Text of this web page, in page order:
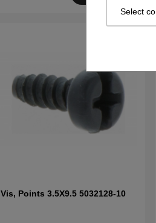
Select
Vis, Points 3.5X9.5 5032128-10